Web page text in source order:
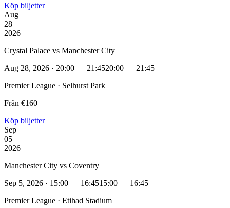
Köp biljetter
Aug
28
2026
Crystal Palace vs Manchester City
Aug 28, 2026 · 20:00 — 21:4520:00 — 21:45
Premier League · Selhurst Park
Från €160
Köp biljetter
Sep
05
2026
Manchester City vs Coventry
Sep 5, 2026 · 15:00 — 16:4515:00 — 16:45
Premier League · Etihad Stadium